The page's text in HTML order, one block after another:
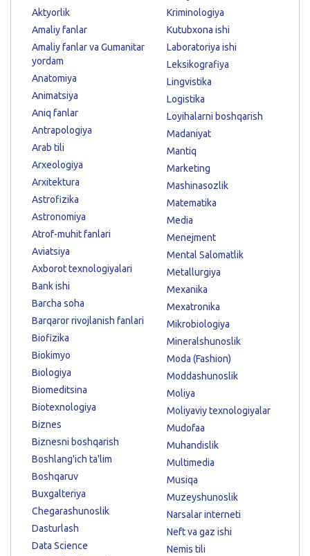
Aktyorlik
Amaliy fanlar
Amaliy fanlar va Gumanitar
yordam
Anatomiya
Animatsiya
Aniq fanlar
Antrapologiya
Arab tili
Arxeologiya
Arxitektura
Astrofizika
Astronomiya
Atrof-muhit fanlari
Aviatsiya
Axborot texnologiyalari
Bank ishi
Barcha soha
Barqaror rivojlanish fanlari
Biofizika
Biokimyo
Biologiya
Biomeditsina
Biotexnologiya
Biznes
Biznesni boshqarish
Boshlang'ich ta'lim
Boshqaruv
Buxgalteriya
Chegarashunoslik
Dasturlash
Data Science
Kriminologiya
Kutubxona ishi
Laboratoriya ishi
Leksikografiya
Lingvistika
Logistika
Loyihalarni boshqarish
Madaniyat
Mantiq
Marketing
Mashinasozlik
Matematika
Media
Menejment
Mental Salomatlik
Metallurgiya
Mexanika
Mexatronika
Mikrobiologiya
Mineralshunoslik
Moda (Fashion)
Moddashunoslik
Moliya
Moliyaviy texnologiyalar
Mudofaa
Muhandislik
Multimedia
Musiqa
Muzeyshunoslik
Narsalar interneti
Neft va gaz ishi
Nemis tili